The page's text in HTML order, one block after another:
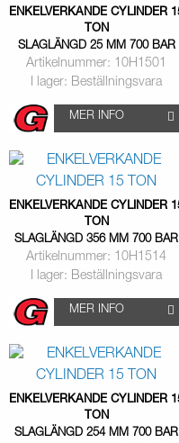
ENKELVERKANDE CYLINDER
TON
SLAGLÄNGD 25 MM 700 BAR
Artikelnummer: 10H1501
I lager: Beställningsvara
MER INFO
ENKELVERKANDE CYLINDER
TON
SLAGLÄNGD 356 MM 700 BAR
Artikelnummer: 10H1514
I lager: Beställningsvara
MER INFO
ENKELVERKANDE CYLINDER
TON
SLAGLÄNGD 254 MM 700 BAR